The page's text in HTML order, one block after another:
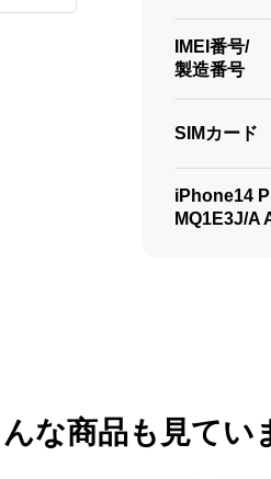
IMEI番号/
製造番号
SIMカード
iPhone14
MQ1E3J/A
な商品も見てい